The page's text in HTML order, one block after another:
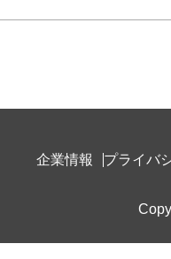
企業情報 プライバ